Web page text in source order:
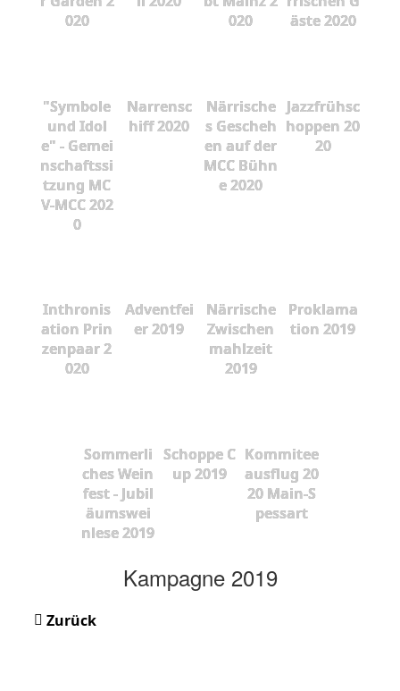
020
020
äste 2020
"Symbole
und Idol
e" - Gemei
nschaftssi
tzung MC
V-MCC 202
0
Narrensc
hiff 2020
Närrische
s Gescheh
en auf der
MCC Bühn
e 2020
Jazzfrühsc
hoppen 20
20
Inthronis
ation Prin
zenpaar 2
020
Adventfei
er 2019
Närrische
Zwischen
mahlzeit
2019
Proklama
tion 2019
Sommerli
ches Wein
fest - Jubil
äumswei
nlese 2019
Schoppe C
up 2019
Kommitee
ausflug 20
20 Main-S
pessart
Kampagne 2019
Zurück